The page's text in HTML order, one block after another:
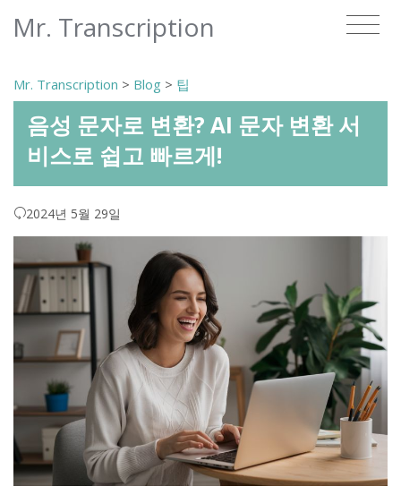
Mr. Transcription
Mr. Transcription > Blog > 팁
음성 문자로 변환? AI 문자 변환 서
비스로 쉽고 빠르게!
2024년 5월 29일